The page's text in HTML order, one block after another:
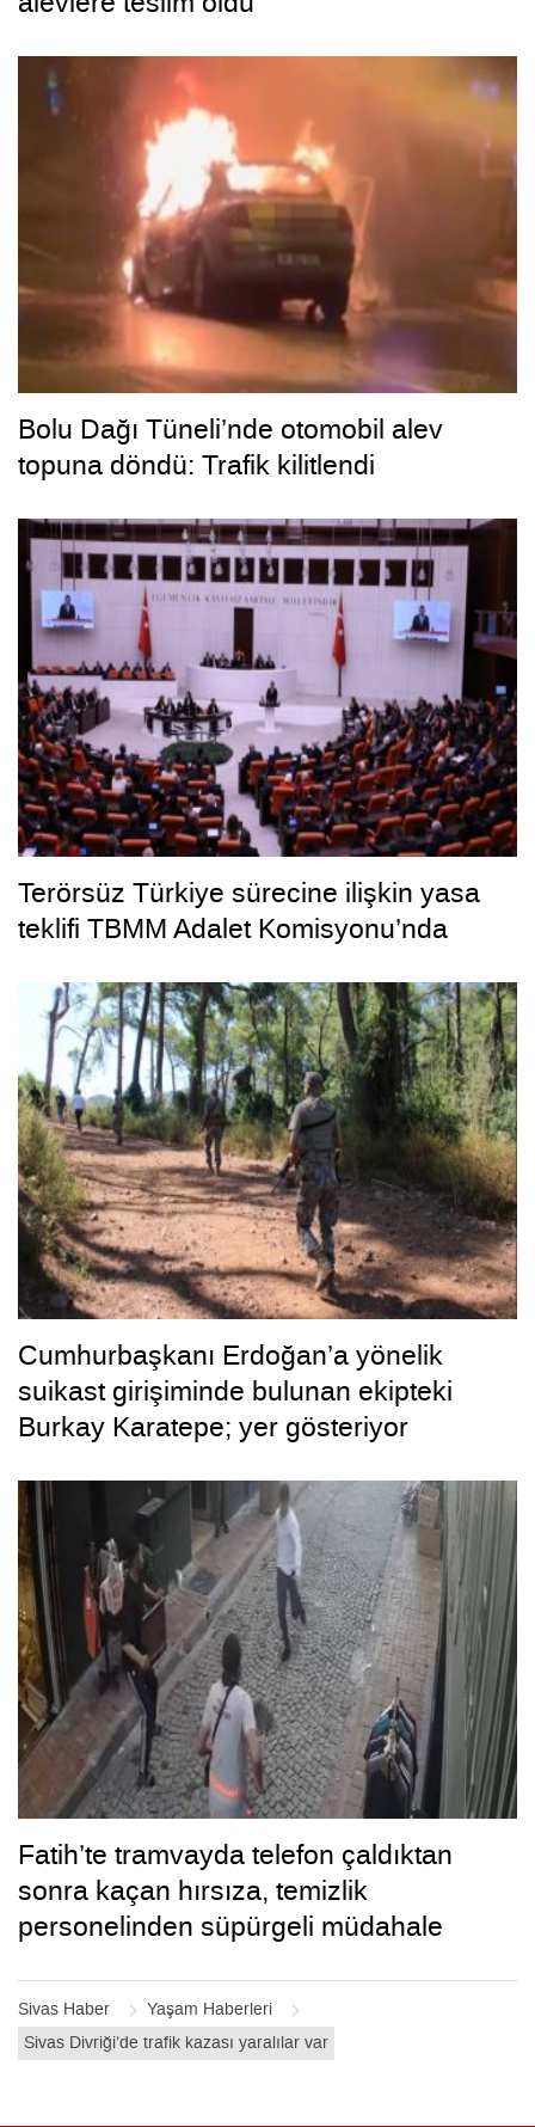
Sivas Haber
Yaşam Haberleri
Sivas Divriği’de trafik kazası yaralılar var
Bolu Dağı Tüneli’nde otomobil alev
topuna döndü: Trafik kilitlendi
Terörsüz Türkiye sürecine ilişkin yasa
teklifi TBMM Adalet Komisyonu’nda
Cumhurbaşkanı Erdoğan’a yönelik
suikast girişiminde bulunan ekipteki
Burkay Karatepe; yer gösteriyor
Fatih’te tramvayda telefon çaldıktan
sonra kaçan hırsıza, temizlik
personelinden süpürgeli müdahale